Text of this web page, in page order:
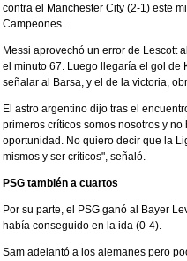
contra el Manchester City (2-1) este
Campeones.
Messi aprovechó un error de Lescott
el minuto 67. Luego llegaría el gol de
señalar al Barsa, y el de la victoria,
El astro argentino dijo tras el
primeros críticos somos nosotros y
oportunidad. No quiero decir que la
mismos y ser críticos", señaló.
PSG también a cuartos
Por su parte, el PSG ganó al Bayer
había conseguido en la ida (0-4).
Sam adelantó a los alemanes pero